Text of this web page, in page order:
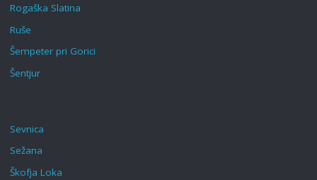
Rogaška Slatina‎
Ruše
Šempeter pri Gorici
Šentjur
Sevnica
Sežana
Škofja Loka‎